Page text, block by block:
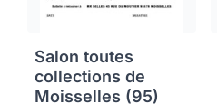
Salon toutes
collections de
Moisselles (95)